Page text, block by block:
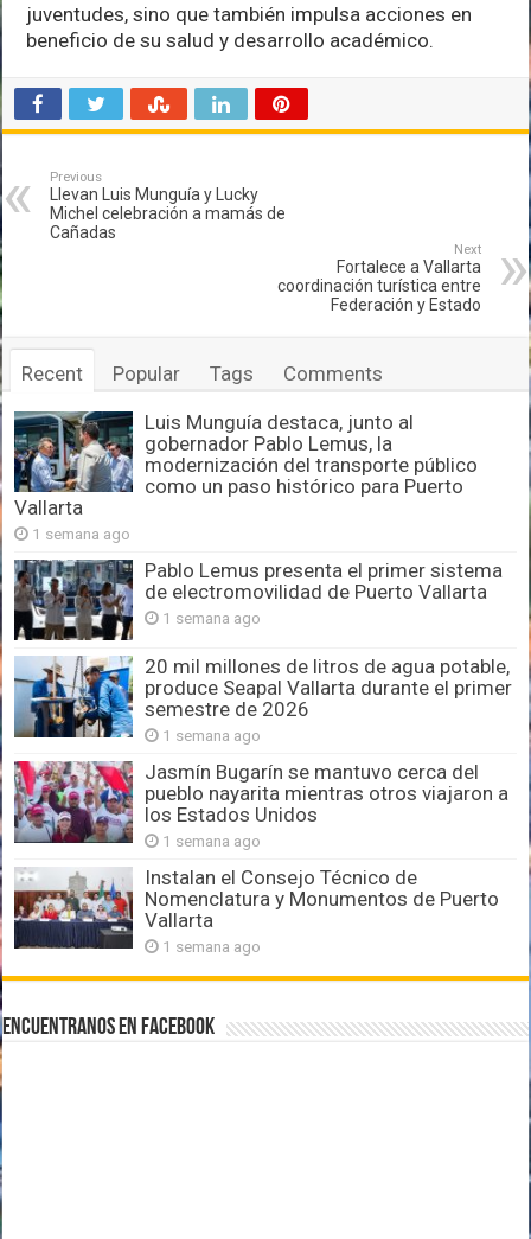
juventudes, sino que también impulsa acciones en
beneficio de su salud y desarrollo académico.
Previous
Llevan Luis Munguía y Lucky
Michel celebración a mamás de
Cañadas
Next
Fortalece a Vallarta
coordinación turística entre
Federación y Estado
Recent Popular Tags Comments
Luis Munguía destaca, junto al
gobernador Pablo Lemus, la
modernización del transporte público
como un paso histórico para Puerto
Vallarta
1 semana ago
Pablo Lemus presenta el primer sistema
de electromovilidad de Puerto Vallarta
1 semana ago
20 mil millones de litros de agua potable,
produce Seapal Vallarta durante el primer
semestre de 2026
1 semana ago
Jasmín Bugarín se mantuvo cerca del
pueblo nayarita mientras otros viajaron a
los Estados Unidos
1 semana ago
Instalan el Consejo Técnico de
Nomenclatura y Monumentos de Puerto
Vallarta
1 semana ago
Encuentranos en Facebook